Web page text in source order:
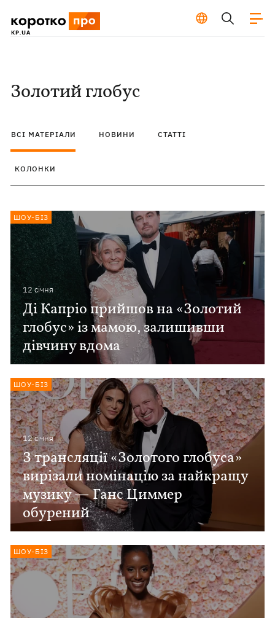
Золотий глобус
ВСІ МАТЕРІАЛИ НОВИНИ СТАТТІ
КОЛОНКИ
12 сiчня
Ді Капріо прийшов на «Золотий
глобус» із мамою, залишивши
дівчину вдома
ШОУ-БІЗ
12 сiчня
З трансляції «Золотого глобуса»
вирізали номінацію за найкращу
музику — Ганс Циммер
обурений
ШОУ-БІЗ
ШОУ-БІЗ